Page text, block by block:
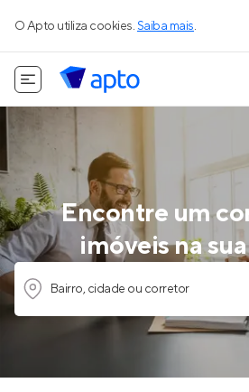
O Apto utiliza cookies. Saiba mais.
Encontre um
imóveis na
Bairro, cidade ou corretor